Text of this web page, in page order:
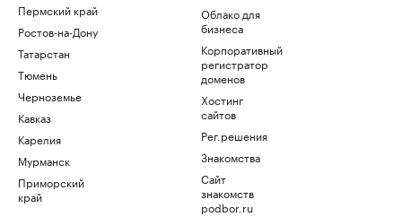
Пермский край
Ростов-на-Дону
Татарстан
Тюмень
Черноземье
Кавказ
Карелия
Мурманск
Приморский
край
Облако для
бизнеса
Корпоративный
регистратор
доменов
Хостинг
сайтов
Рег.решения
Знакомства
Сайт
знакомств
podbor.ru